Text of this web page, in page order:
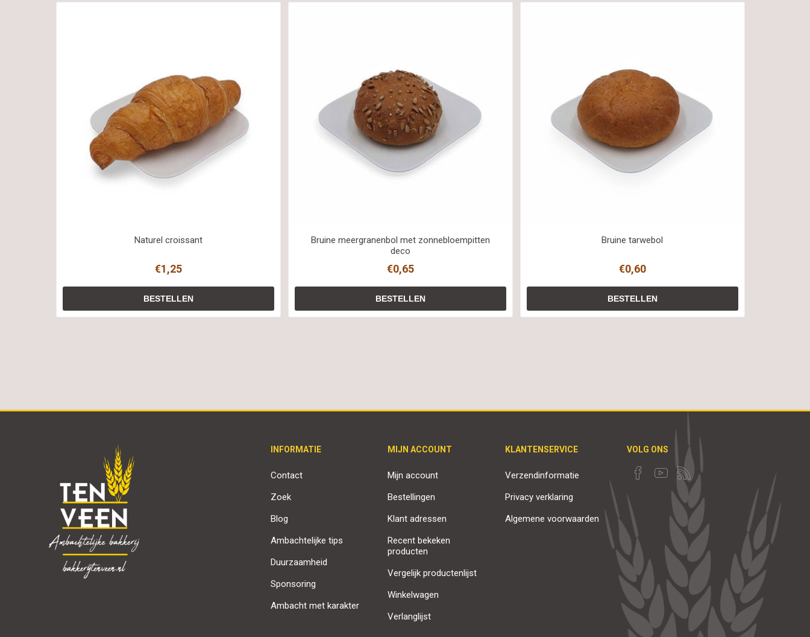
Naturel croissant
€1,25
Bruine meergranenbol met zonnebloempitten
deco
€0,65
Bruine tarwebol
€0,60
INFORMATIE
Contact
Zoek
Blog
Ambachtelijke tips
Duurzaamheid
Sponsoring
Ambacht met karakter
MIJN ACCOUNT
Mijn account
Bestellingen
Klant adressen
Recent bekeken
producten
Vergelijk productenlijst
Winkelwagen
Verlanglijst
KLANTENSERVICE
Verzendinformatie
Privacy verklaring
Algemene voorwaarden
VOLG ONS